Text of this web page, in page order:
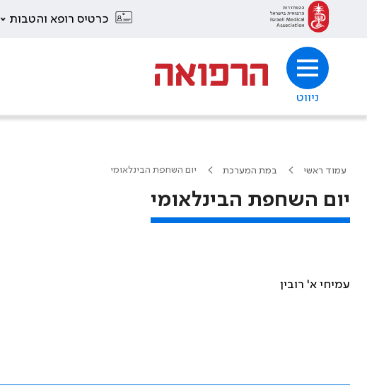
כרטיס רופא והטבות
ניווט
עמוד ראשי במת המערכת יום השחפת הבינלאומי
יום השחפת הבינלאומי
עמיחי א' רובין